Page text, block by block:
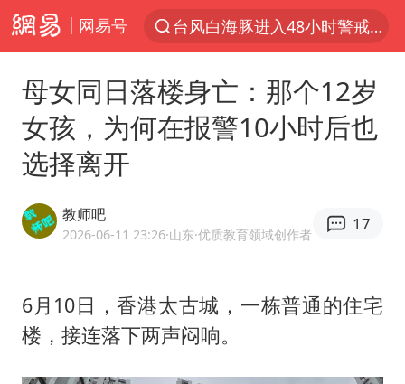
网易号
台风白海豚进入48小时警戒线
以“新”破局 首发经济点亮城市消费活力
佛得角门将亮相智利俱乐部主场
宇树科技发行价格150.80元/股
宇树科技王兴兴身家有望超200亿元
U17国足1分钟轰2球
母女同日落楼身亡：那个12岁
女孩，为何在报警10小时后也
选择离开
教师吧
2026-06-11 23:26·山东·优质教育领域创作者
17
6月10日，香港太古城，一栋普通的住宅
楼，接连落下两声闷响。